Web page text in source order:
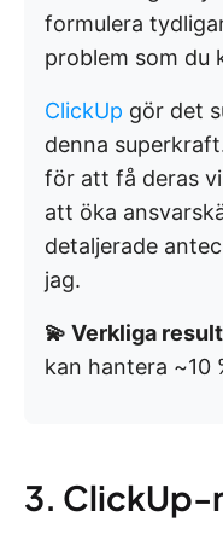
formulera
problem som du
ClickUp gör det
denna
för att få deras
att öka
detaljerade
jag.
💫 Verkliga
kan hantera ~10
3. ClickUp-